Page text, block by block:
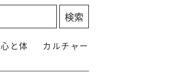
心と体 カルチャー